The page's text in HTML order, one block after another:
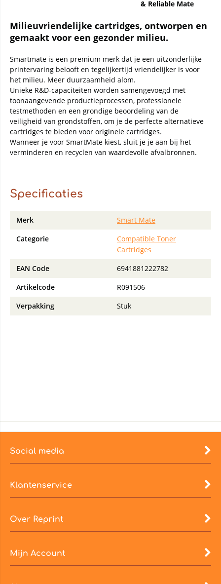
& Reliable Mate
Milieuvriendelijke cartridges, ontworpen en
gemaakt voor een gezonder milieu.
Smartmate is een premium merk dat je een uitzonderlijke
printervaring belooft en tegelijkertijd vriendelijker is voor
het milieu. Meer duurzaamheid alom.
Unieke R&D-capaciteiten worden samengevoegd met
toonaangevende productieprocessen, professionele
testmethoden en een grondige beoordeling van de
veiligheid van grondstoffen, om je de perfecte alternatieve
cartridges te bieden voor originele cartridges.
Wanneer je voor SmartMate kiest, sluit je je aan bij het
verminderen en recyclen van waardevolle afvalbronnen.
Specificaties
Merk
Smart Mate
Categorie
Compatible Toner
Cartridges
EAN Code
6941881222782
Artikelcode
R091506
Verpakking
Stuk
Social media
Klantenservice
Over Reprint
Mijn Account